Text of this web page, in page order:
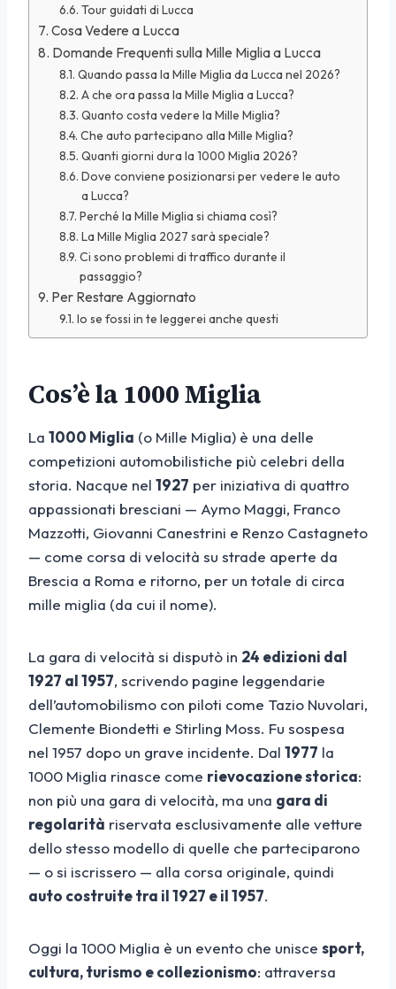
Tour guidati di Lucca
Cosa Vedere a Lucca
Domande Frequenti sulla Mille Miglia a Lucca
Quando passa la Mille Miglia da Lucca nel 2026?
A che ora passa la Mille Miglia a Lucca?
Quanto costa vedere la Mille Miglia?
Che auto partecipano alla Mille Miglia?
Quanti giorni dura la 1000 Miglia 2026?
Dove conviene posizionarsi per vedere le auto
a Lucca?
Perché la Mille Miglia si chiama così?
La Mille Miglia 2027 sarà speciale?
Ci sono problemi di traffico durante il
passaggio?
Per Restare Aggiornato
Io se fossi in te leggerei anche questi
Cos’è la 1000 Miglia
La 1000 Miglia (o Mille Miglia) è una delle
competizioni automobilistiche più celebri della
storia. Nacque nel 1927 per iniziativa di quattro
appassionati bresciani — Aymo Maggi, Franco
Mazzotti, Giovanni Canestrini e Renzo Castagneto
— come corsa di velocità su strade aperte da
Brescia a Roma e ritorno, per un totale di circa
mille miglia (da cui il nome).
La gara di velocità si disputò in 24 edizioni dal
1927 al 1957, scrivendo pagine leggendarie
dell’automobilismo con piloti come Tazio Nuvolari,
Clemente Biondetti e Stirling Moss. Fu sospesa
nel 1957 dopo un grave incidente. Dal 1977 la
1000 Miglia rinasce come rievocazione storica:
non più una gara di velocità, ma una gara di
regolarità riservata esclusivamente alle vetture
dello stesso modello di quelle che parteciparono
— o si iscrissero — alla corsa originale, quindi
auto costruite tra il 1927 e il 1957.
Oggi la 1000 Miglia è un evento che unisce sport,
cultura, turismo e collezionismo: attraversa